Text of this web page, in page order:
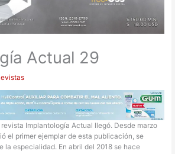
Actual 29
Implantología Actual llegó. Desde marzo
el primer ejemplar de esta publicación, se
la especialidad. En abril del 2018 se hace